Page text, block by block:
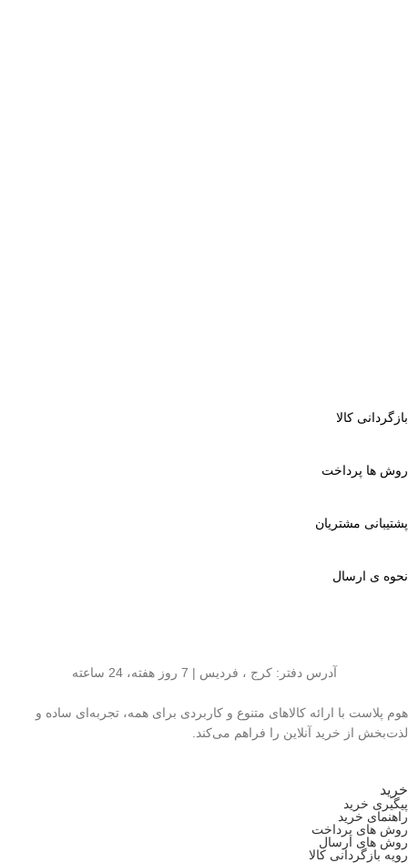
بازگردانی کالا
روش ها پرداخت
پشتیبانی مشتریان
نحوه ی ارسال
آدرس دفتر: کرج ، فردیس | 7 روز هفته، 24 ساعته
هوم پلاست با ارائه کالاهای متنوع و کاربردی برای همه، تجربه‌ای ساده و
لذت‌بخش از خرید آنلاین را فراهم می‌کند.
خرید
پیگیری خرید
راهنمای خرید
روش های پرداخت
روش های ارسال
رویه بازگردانی کالا